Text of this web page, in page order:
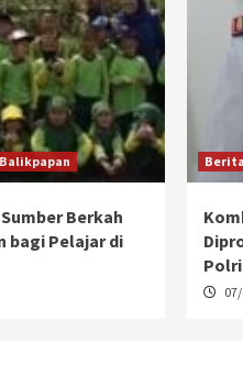
Berkah
bagi Pelajar di
Berita
Polri